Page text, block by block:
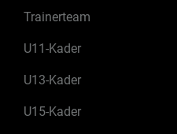
Trainerteam
U11-Kader
U13-Kader
U15-Kader